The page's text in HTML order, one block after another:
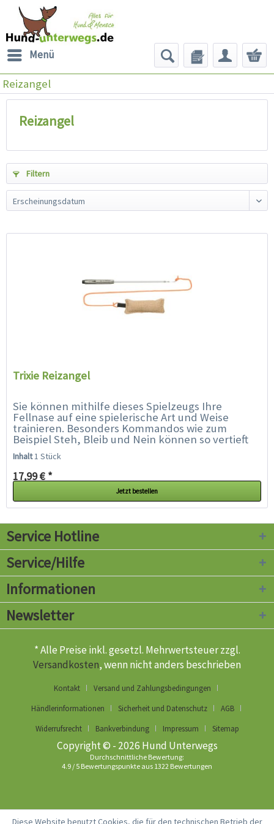
Menü
Reizangel
Reizangel
Filtern
Trixie Reizangel
Sie können mithilfe dieses Spielzeugs Ihre
Fellnase auf eine spielerische Art und Weise
trainieren. Besonders Kommandos wie zum
Beispiel Steh, Bleib und Nein können so vertieft
werden. Aber auch als Spielzeug lässt sich...
Inhalt1 Stück
17,99 € *
Jetzt bestellen
Service Hotline
Service/Hilfe
Informationen
Newsletter
* Alle Preise inkl. gesetzl. Mehrwertsteuer zzgl.
Versandkosten, wenn nicht anders beschrieben
Kontakt
Versand und Zahlungsbedingungen
Händlerinformationen
Sicherheit und Datenschutz
AGB
Widerrufsrecht
Bankverbindung Impressum Sitemap
Copyright © - 2026 Hund Unterwegs
Durchschnittliche Bewertung:
4.9 / 5 Bewertungspunkte aus 1322 Bewertungen
Diese Website benutzt Cookies, die für den technischen Betrieb der